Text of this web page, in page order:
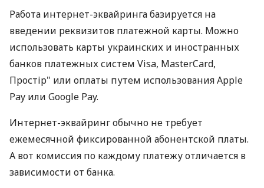
Работа интернет-эквайринга базируется на
введении реквизитов платежной карты. Можно
использовать карты украинских и иностранных
банков платежных систем Visa, MasterCard,
Простір" или оплаты путем использования Apple
Pay или Google Pay.
Интернет-эквайринг обычно не требует
ежемесячной фиксированной абонентской платы.
А вот комиссия по каждому платежу отличается в
зависимости от банка.